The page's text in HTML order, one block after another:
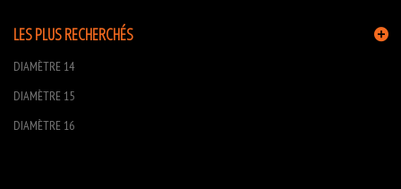
LES PLUS RECHERCHÉS
DIAMÈTRE 14
DIAMÈTRE 15
DIAMÈTRE 16